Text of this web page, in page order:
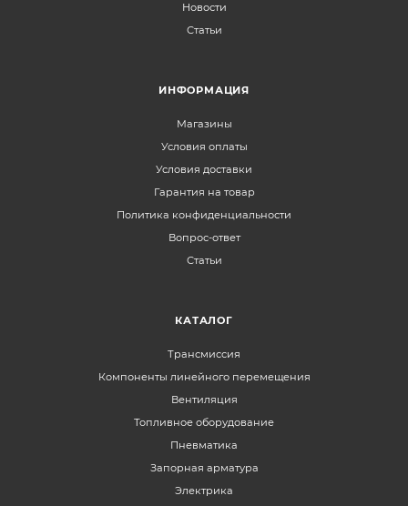
Новости
Статьи
ИНФОРМАЦИЯ
Магазины
Условия оплаты
Условия доставки
Гарантия на товар
Политика конфиденциальности
Вопрос-ответ
Статьи
КАТАЛОГ
Трансмиссия
Компоненты линейного перемещения
Вентиляция
Топливное оборудование
Пневматика
Запорная арматура
Электрика